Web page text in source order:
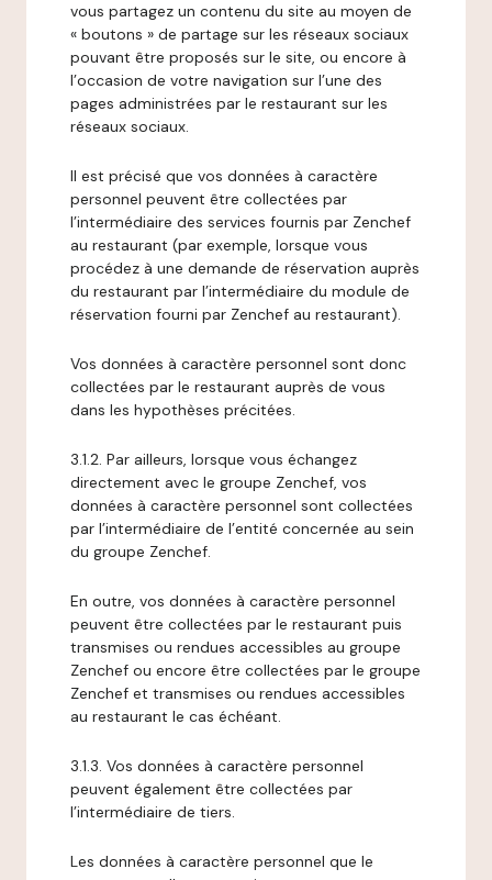
vous partagez un contenu du site au moyen de
« boutons » de partage sur les réseaux sociaux
pouvant être proposés sur le site, ou encore à
l’occasion de votre navigation sur l’une des
pages administrées par le restaurant sur les
réseaux sociaux.
Il est précisé que vos données à caractère
personnel peuvent être collectées par
l’intermédiaire des services fournis par Zenchef
au restaurant (par exemple, lorsque vous
procédez à une demande de réservation auprès
du restaurant par l’intermédiaire du module de
réservation fourni par Zenchef au restaurant).
Vos données à caractère personnel sont donc
collectées par le restaurant auprès de vous
dans les hypothèses précitées.
3.1.2. Par ailleurs, lorsque vous échangez
directement avec le groupe Zenchef, vos
données à caractère personnel sont collectées
par l’intermédiaire de l’entité concernée au sein
du groupe Zenchef.
En outre, vos données à caractère personnel
peuvent être collectées par le restaurant puis
transmises ou rendues accessibles au groupe
Zenchef ou encore être collectées par le groupe
Zenchef et transmises ou rendues accessibles
au restaurant le cas échéant.
3.1.3. Vos données à caractère personnel
peuvent également être collectées par
l’intermédiaire de tiers.
Les données à caractère personnel que le